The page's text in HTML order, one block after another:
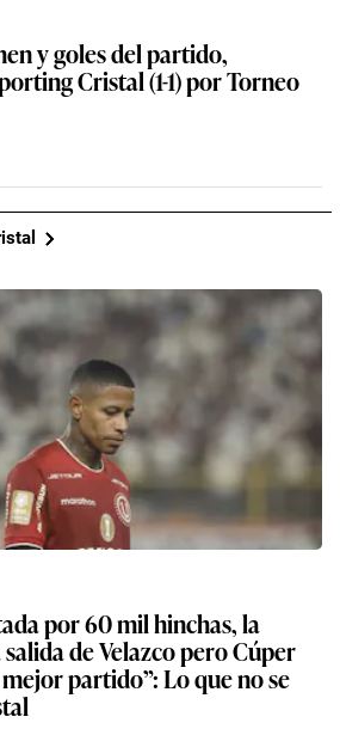
y goles del partido,
Cristal (1-1) por Torneo
por 60 mil hinchas, la
de Velazco pero Cúper
partido”: Lo que no se